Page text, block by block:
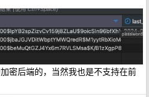
密后端的，当然我也是不支持在前